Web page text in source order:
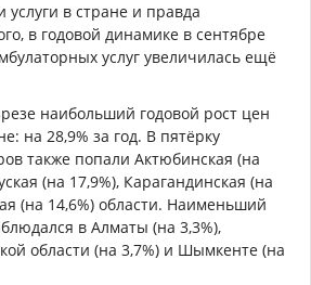
в стране и правда
в годовой динамике в сентябре
услуг увеличилась ещё
наибольший годовой рост цен
на 28,9% за год. В пятёрку
также попали Актюбинская (на
(на 17,9%), Карагандинская (на
(на 14,6%) области. Наименьший
в Алматы (на 3,3%),
области (на 3,7%) и Шымкенте (на